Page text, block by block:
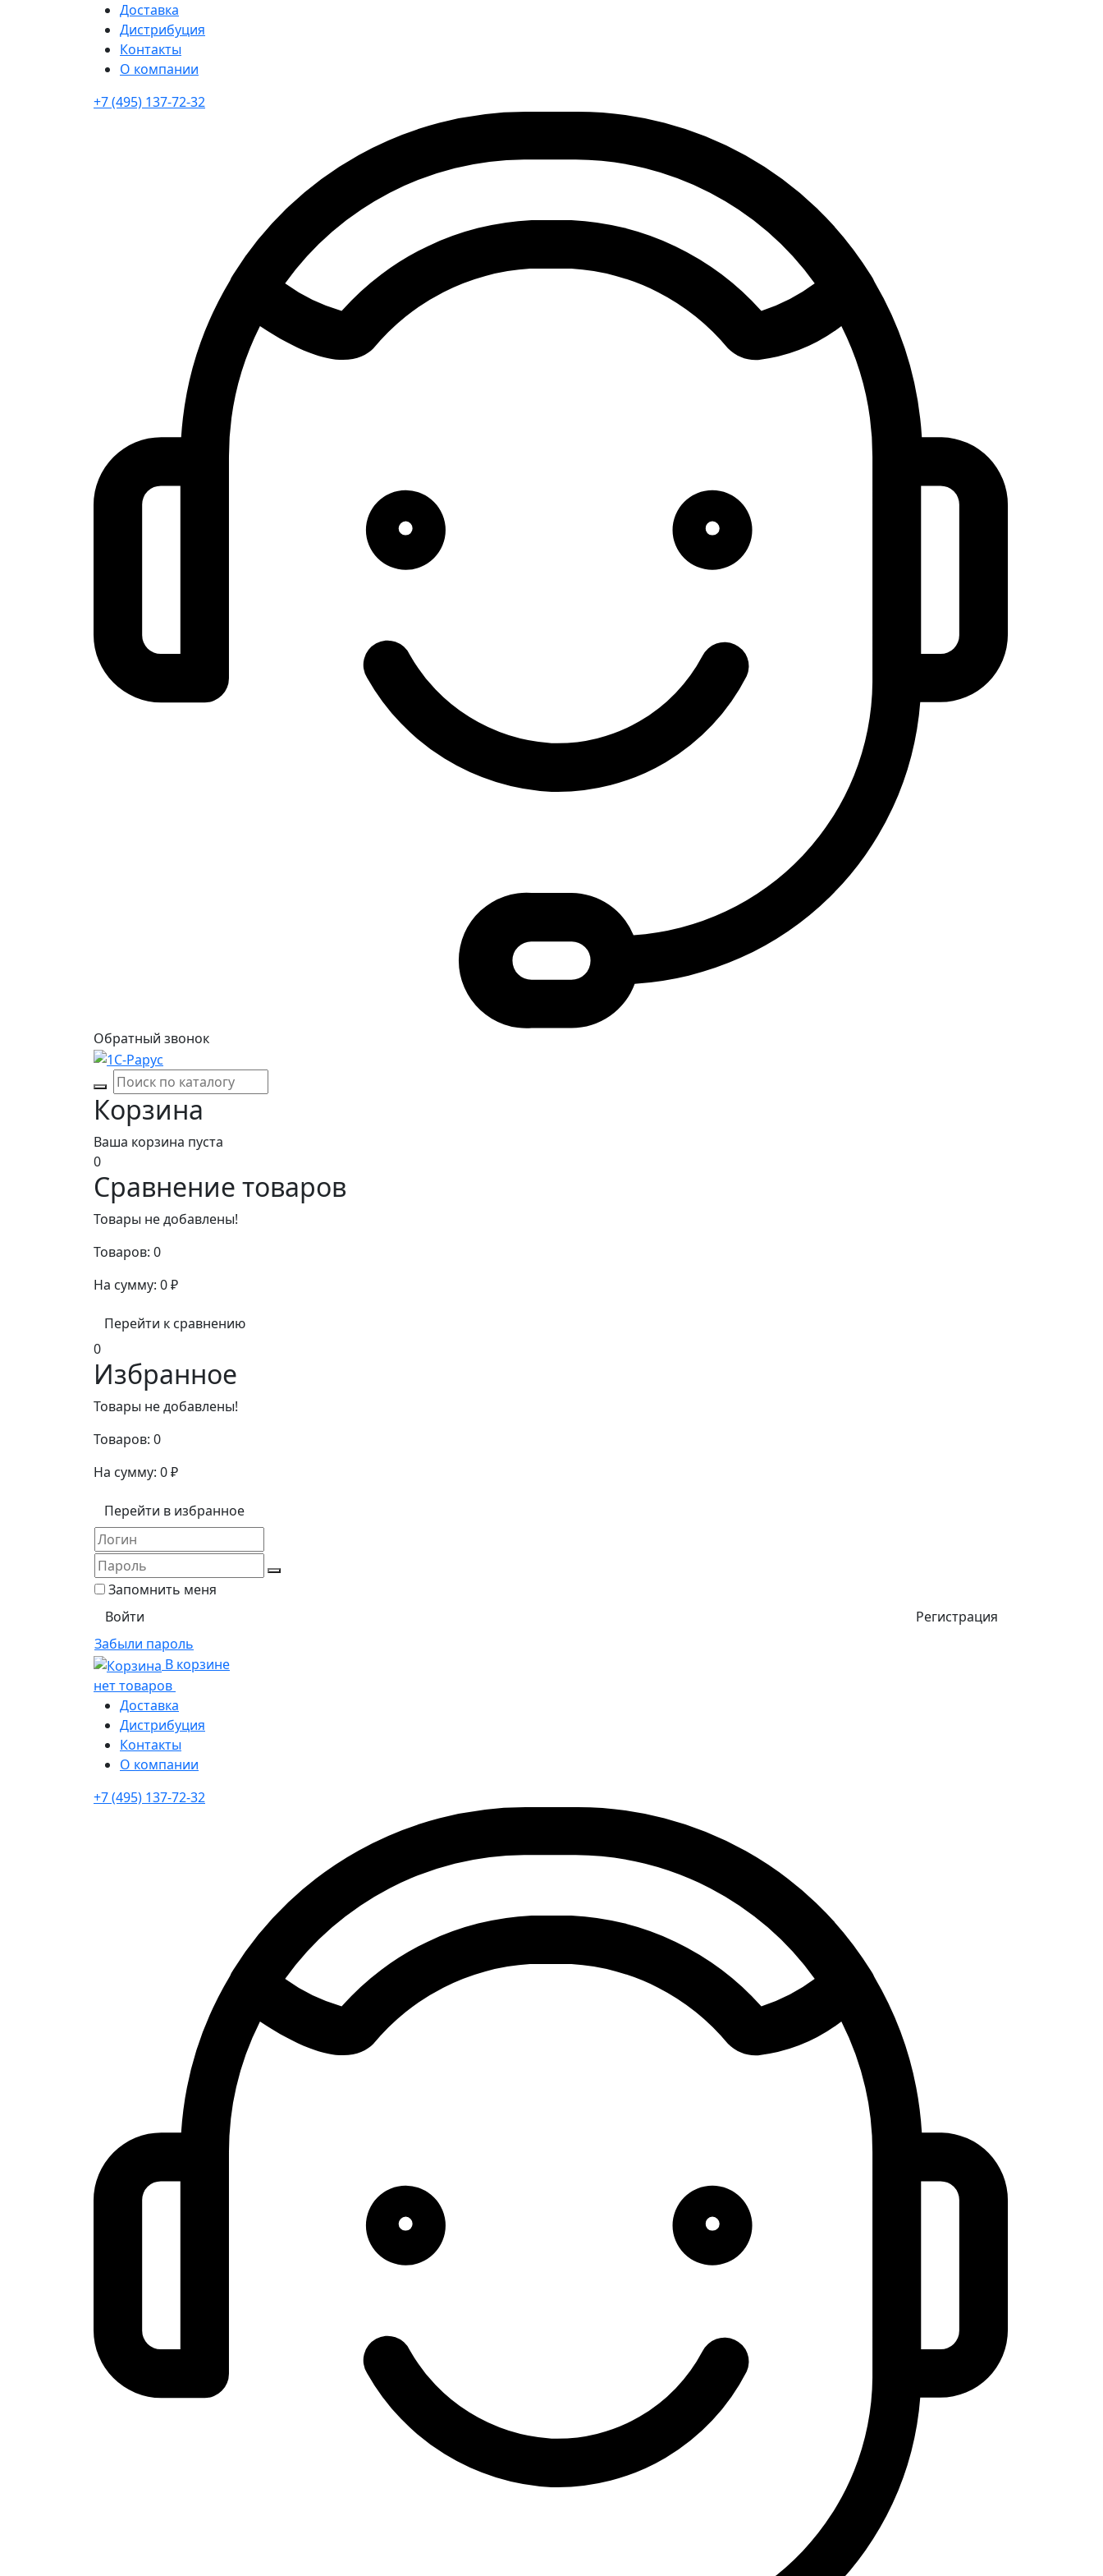
Доставка
Дистрибуция
Контакты
О компании
+7 (495) 137-72-32
Обратный звонок
Корзина
Ваша корзина пуста
0
Сравнение товаров
Товары не добавлены!
Товаров: 0
На сумму: 0₽
Перейти к сравнению
0
Избранное
Товары не добавлены!
Товаров: 0
На сумму: 0₽
Перейти в избранное
Запомнить меня
Регистрация
Забыли пароль
В корзине
нет товаров
Доставка
Дистрибуция
Контакты
О компании
+7 (495) 137-72-32